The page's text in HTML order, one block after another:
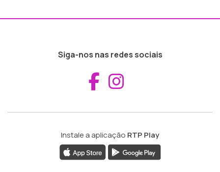
Siga-nos nas redes sociais
Aceder ao
Instale a aplicação RTP Play